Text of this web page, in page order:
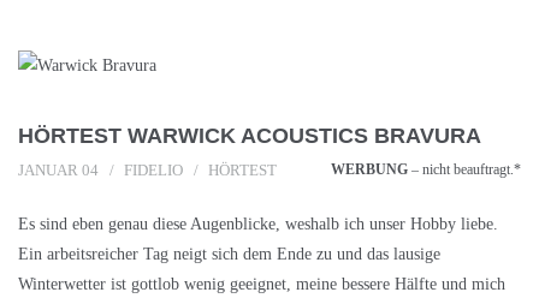
HÖRTEST WARWICK ACOUSTICS BRAVURA
WERBUNG – nicht beauftragt.*
JANUAR 04 FIDELIO HÖRTEST
Es sind eben genau diese Augenblicke, weshalb ich unser Hobby liebe.
Ein arbeitsreicher Tag neigt sich dem Ende zu und das lausige
Winterwetter ist gottlob wenig geeignet, meine bessere Hälfte und mich